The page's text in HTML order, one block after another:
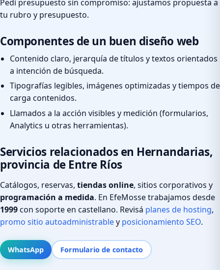
Pedí presupuesto sin compromiso: ajustamos propuesta a
tu rubro y presupuesto.
Componentes de un buen diseño web
Contenido claro, jerarquía de títulos y textos orientados
a intención de búsqueda.
Tipografías legibles, imágenes optimizadas y tiempos de
carga contenidos.
Llamados a la acción visibles y medición (formularios,
Analytics u otras herramientas).
Servicios relacionados en Hernandarias,
provincia de Entre Ríos
Catálogos, reservas, tiendas online, sitios corporativos y
programación a medida. En EfeMosse trabajamos desde
1999con soporte en castellano. Revisá planes de hosting,
promo sitio autoadministrabley posicionamiento SEO.
WhatsApp Formulario de contacto